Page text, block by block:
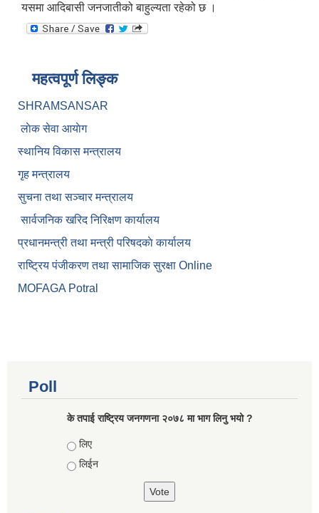
यसमा आदिबासी जनजातीको बाहुल्यता रहेको छ ।
महत्वपूर्ण लिङ्क
SHRAMSANSAR
लाेक सेवा आयाेग
स्थानिय विकास मन्त्रालय
गृह मन्त्रालय
सुचना तथा सञ्चार मन्त्रालय
सार्वजनिक खरिद निरिक्षण कार्यालय
प्रधानमन्त्री तथा मन्त्री परिषदकाे कार्यालय
राष्ट्रिय पंजीकरण तथा सामाजिक सुरक्षा Online
MOFAGA Potral
Poll
के तपाई राष्ट्रिय जनगणना २०७८ मा भाग लिनु भयो ?
Choices
लिए
लिईन